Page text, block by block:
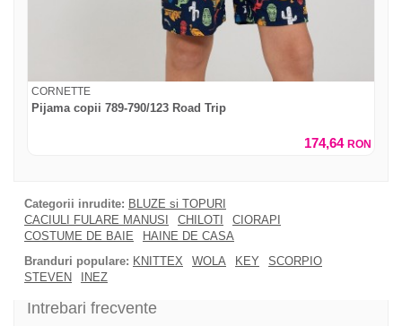
CORNETTE
Pijama copii 789-790/123 Road Trip
174,64 RON
Categorii inrudite: BLUZE si TOPURI
CACIULI FULARE MANUSI
CHILOTI
CIORAPI
COSTUME DE BAIE
HAINE DE CASA
Branduri populare: KNITTEX WOLA KEY
SCORPIO
STEVEN
INEZ
Intrebari frecvente